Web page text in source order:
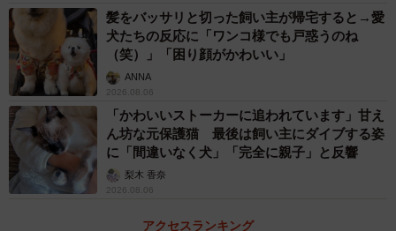
髪をバッサリと切った飼い主が帰宅すると→愛
犬たちの反応に「ワンコ様でも戸惑うのね
（笑）」「困り顔がかわいい」
ANNA
2026.08.06
「かわいいストーカーに追われています」甘え
ん坊な元保護猫 最後は飼い主にダイブする姿
に「間違いなく犬」「完全に親子」と反響
梨木 香奈
2026.08.06
アクセスランキング